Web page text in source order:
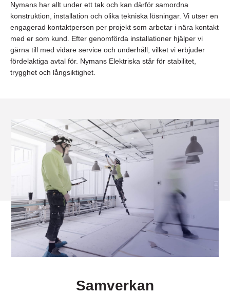
Nymans har allt under ett tak och kan därför samordna
konstruktion, installation och olika tekniska lösningar. Vi utser en
engagerad kontaktperson per projekt som arbetar i nära kontakt
med er som kund. Efter genomförda installationer hjälper vi
gärna till med vidare service och underhåll, vilket vi erbjuder
fördelaktiga avtal för. Nymans Elektriska står för stabilitet,
trygghet och långsiktighet.
Samverkan